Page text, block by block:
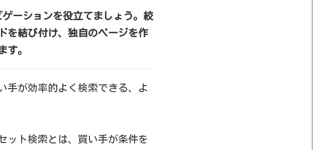
ゲーションを役立てましょう。絞
を結び付け、独自のページを作
す。
手が効率的よく検索できる、よ
ット検索とは、買い手が条件を